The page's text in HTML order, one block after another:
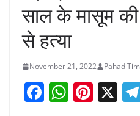
साल के मासूम की
से हत्या
November 21, 2022 Pahad
F W Pi X